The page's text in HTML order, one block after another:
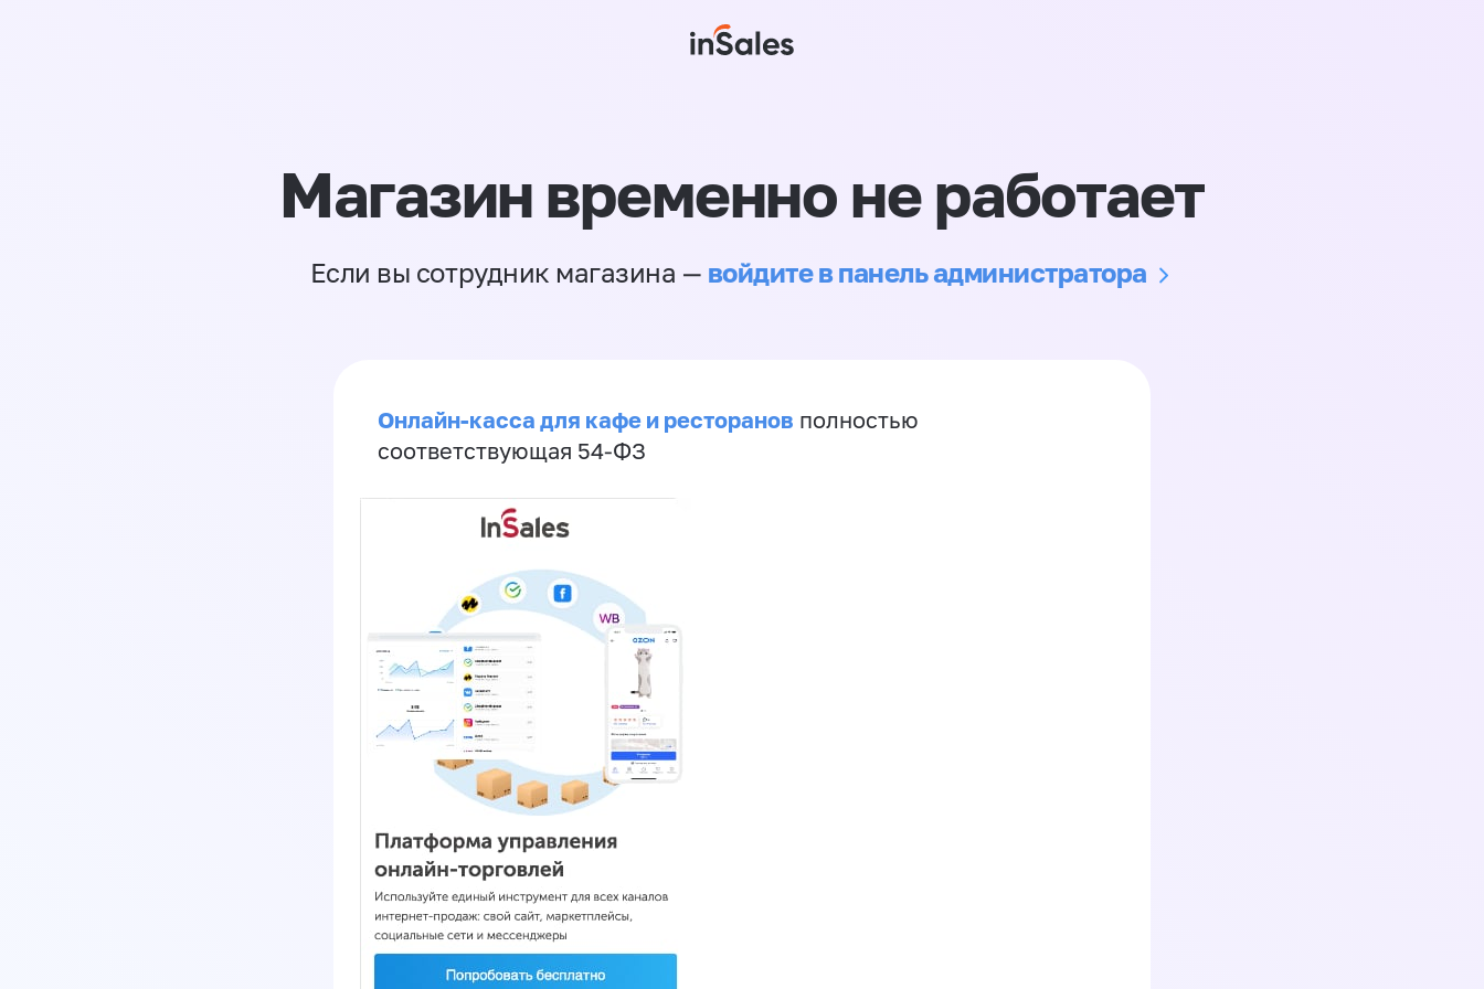
Магазин временно не работает
Если вы сотрудник магазина — войдите в панель администратора
Онлайн-касса для кафе и ресторанов полностью
соответствующая 54-ФЗ